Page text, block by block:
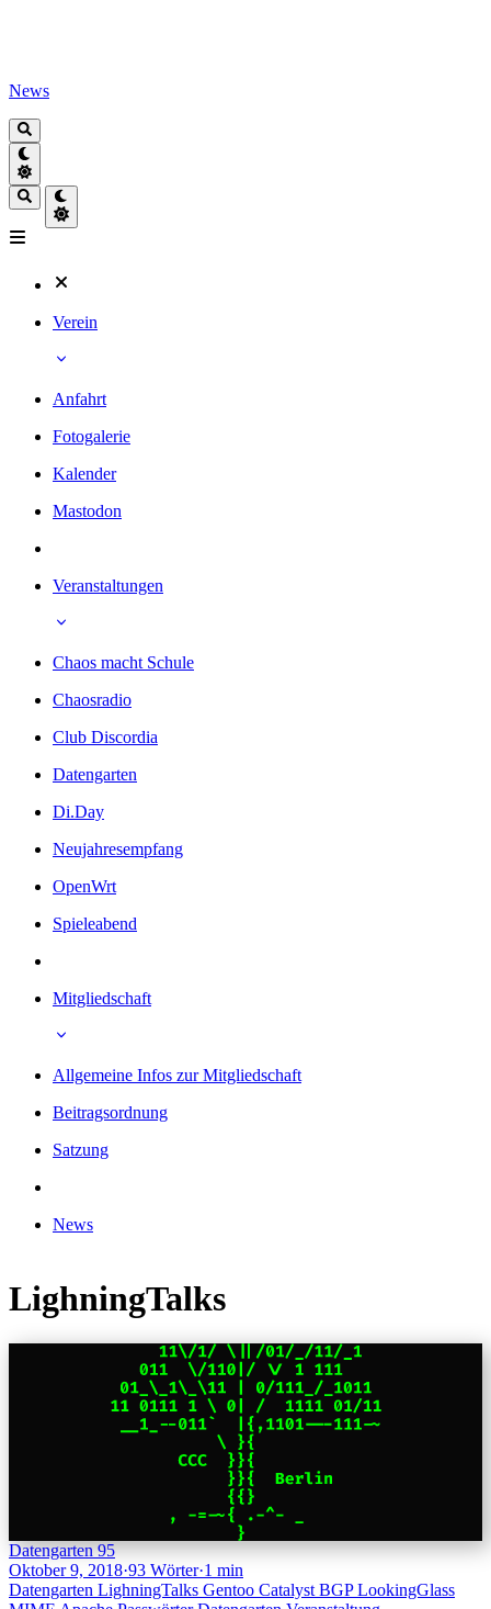
News
Verein
Anfahrt
Fotogalerie
Kalender
Mastodon
Veranstaltungen
Chaos macht Schule
Chaosradio
Club Discordia
Datengarten
Di.Day
Neujahresempfang
OpenWrt
Spieleabend
Mitgliedschaft
Allgemeine Infos zur Mitgliedschaft
Beitragsordnung
Satzung
News
LighningTalks
Datengarten 95
Oktober 9, 2018·93 Wörter·1 min
Datengarten LighningTalks Gentoo Catalyst BGPLookingGlass